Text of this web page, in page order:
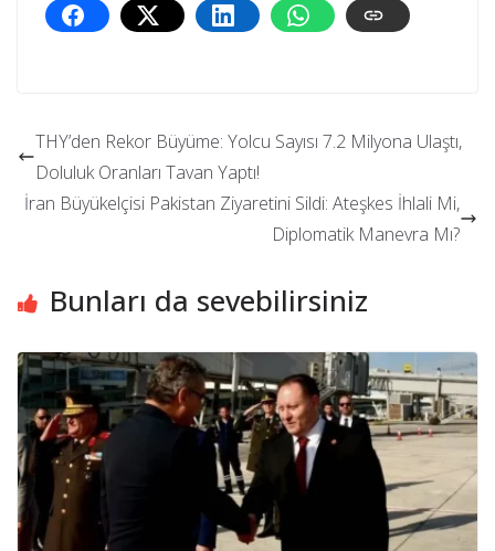
THY’den Rekor Büyüme: Yolcu Sayısı 7.2 Milyona Ulaştı,
Doluluk Oranları Tavan Yaptı!
İran Büyükelçisi Pakistan Ziyaretini Sildi: Ateşkes İhlali Mi,
Diplomatik Manevra Mı?
Bunları da sevebilirsiniz